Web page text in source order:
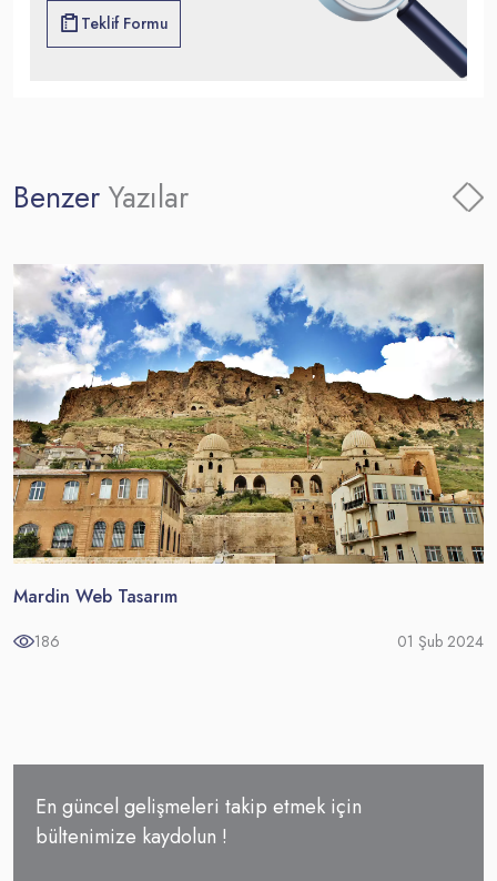
Teklif Formu
Benzer Yazılar
Mardin Web Tasarım
186 01 Şub 2024
En güncel gelişmeleri takip etmek için
bültenimize kaydolun !